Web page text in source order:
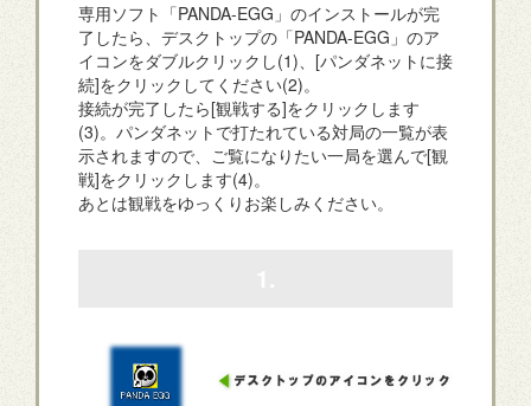
専用ソフト「PANDA-EGG」のインストールが完
了したら、デスクトップの「PANDA-EGG」のア
イコンをダブルクリックし(1)、[パンダネットに接
続]をクリックしてください(2)。
接続が完了したら[観戦する]をクリックします
(3)。パンダネットで打たれている対局の一覧が表
示されますので、ご覧になりたい一局を選んで[観
戦]をクリックします(4)。
あとは観戦をゆっくりお楽しみください。